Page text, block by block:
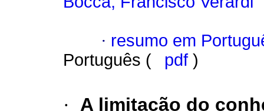
· resumo em
Português (
pdf )
·
A limitação do